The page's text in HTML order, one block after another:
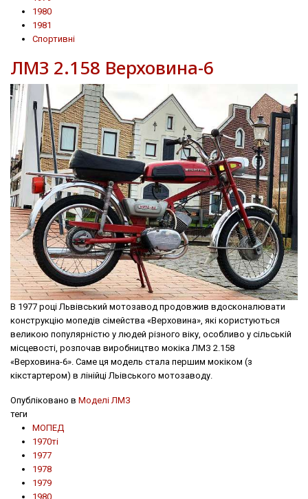
1980
1981
Спортивні
ЛМЗ 2.158 Верховина-6
В 1977 році Львівський мотозавод продовжив вдосконалювати
конструкцію мопедів сімейства «Верховина», які користуються
великою популярністю у людей різного віку, особливо у сільській
місцевості, розпочав виробництво мокіка ЛМЗ 2.158
«Верховина-6». Саме ця модель стала першим мокіком (з
кікстартером) в лінійці Льівського мотозаводу.
Опубліковано в Моделі ЛМЗ
теги
МОПЕД
1970ті
1977
1978
1979
1980